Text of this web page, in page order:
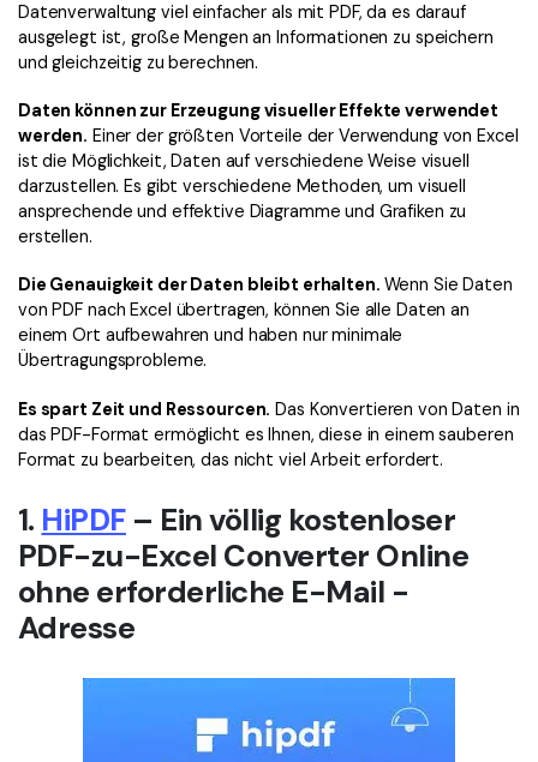
Datenverwaltung viel einfacher als mit PDF, da es darauf
ausgelegt ist, große Mengen an Informationen zu speichern
und gleichzeitig zu berechnen.
Daten können zur Erzeugung visueller Effekte verwendet
werden. Einer der größten Vorteile der Verwendung von Excel
ist die Möglichkeit, Daten auf verschiedene Weise visuell
darzustellen. Es gibt verschiedene Methoden, um visuell
ansprechende und effektive Diagramme und Grafiken zu
erstellen.
Die Genauigkeit der Daten bleibt erhalten. Wenn Sie Daten
von PDF nach Excel übertragen, können Sie alle Daten an
einem Ort aufbewahren und haben nur minimale
Übertragungsprobleme.
Es spart Zeit und Ressourcen. Das Konvertieren von Daten in
das PDF-Format ermöglicht es Ihnen, diese in einem sauberen
Format zu bearbeiten, das nicht viel Arbeit erfordert.
1. HiPDF– Ein völlig kostenloser
PDF-zu-Excel Converter Online
ohne erforderliche E-Mail -
Adresse